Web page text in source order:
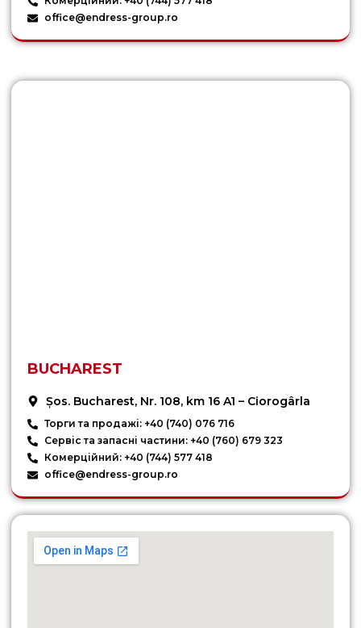
office@endress-group.ro
BUCHAREST
Șos. Bucharest, Nr. 108, km 16 A1 – Ciorogârla
Торги та продажі: +40 (740) 076 716
Сервіс та запасні частини: +40 (760) 679 323
Комерційний: +40 (744) 577 418
office@endress-group.ro